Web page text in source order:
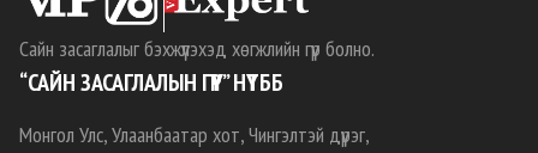
Сайн засаглалыг бэхжүүлэхэд хөгжлийн гүүр болно.
“САЙН ЗАСАГЛАЛЫН ГҮҮР” НҮТББ
Монгол Улс, Улаанбаатар хот, Чингэлтэй дүүрэг,